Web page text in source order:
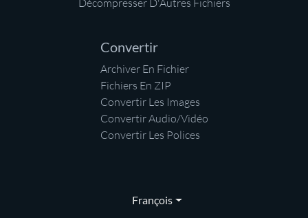
Décompresser D'Autres Fichiers
Convertir
Archiver En Fichier
Fichiers En ZIP
Convertir Les Images
Convertir Audio/Vidéo
Convertir Les Polices
François